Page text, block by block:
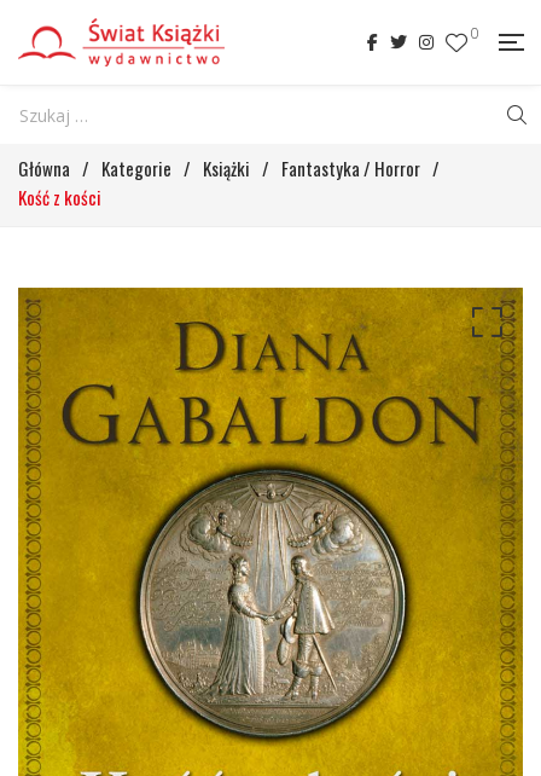
0
Główna / Kategorie / Książki / Fantastyka / Horror /
Kość z kości